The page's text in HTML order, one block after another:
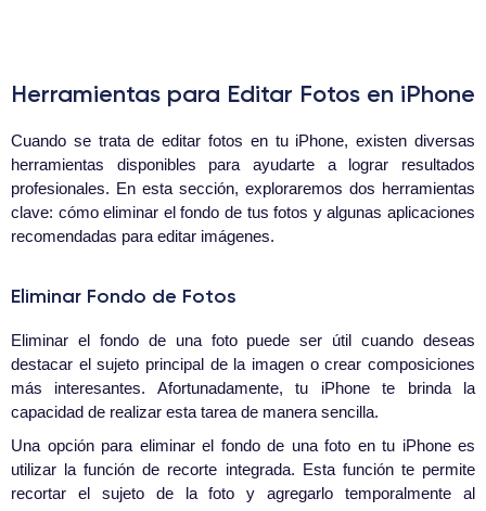
Herramientas para Editar Fotos en iPhone
Cuando se trata de editar fotos en tu iPhone, existen diversas
herramientas disponibles para ayudarte a lograr resultados
profesionales. En esta sección, exploraremos dos herramientas
clave: cómo eliminar el fondo de tus fotos y algunas aplicaciones
recomendadas para editar imágenes.
Eliminar Fondo de Fotos
Eliminar el fondo de una foto puede ser útil cuando deseas
destacar el sujeto principal de la imagen o crear composiciones
más interesantes. Afortunadamente, tu iPhone te brinda la
capacidad de realizar esta tarea de manera sencilla.
Una opción para eliminar el fondo de una foto en tu iPhone es
utilizar la función de recorte integrada. Esta función te permite
recortar el sujeto de la foto y agregarlo temporalmente al